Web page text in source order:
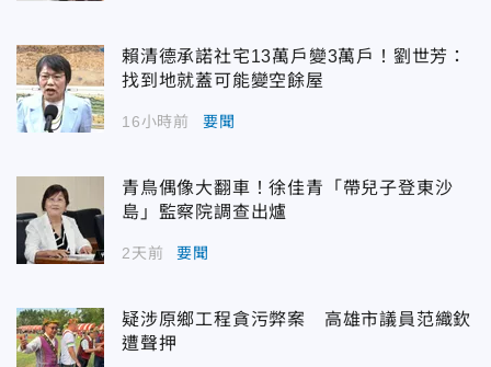
賴清德承諾社宅13萬戶變3萬戶！劉世芳：
找到地就蓋可能變空餘屋
16小時前 要聞
青鳥偶像大翻車！徐佳青「帶兒子登東沙
島」監察院調查出爐
2天前 要聞
疑涉原鄉工程貪污弊案 高雄市議員范織欽
遭聲押